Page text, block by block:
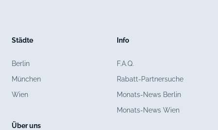
Städte
Berlin
München
Wien
Über uns
Info
F.A.Q.
Rabatt-Partnersuche
Monats-News Berlin
Monats-News Wien